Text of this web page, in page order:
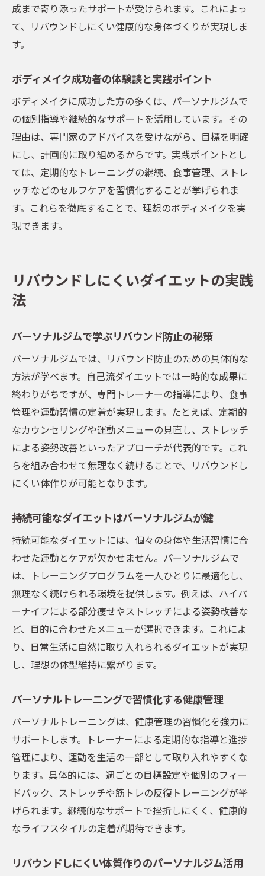
成まで寄り添ったサポートが受けられます。これによっ
て、リバウンドしにくい健康的な身体づくりが実現しま
す。
ボディメイク成功者の体験談と実践ポイント
ボディメイクに成功した方の多くは、パーソナルジムで
の個別指導や継続的なサポートを活用しています。その
理由は、専門家のアドバイスを受けながら、目標を明確
にし、計画的に取り組めるからです。実践ポイントとし
ては、定期的なトレーニングの継続、食事管理、ストレ
ッチなどのセルフケアを習慣化することが挙げられま
す。これらを徹底することで、理想のボディメイクを実
現できます。
リバウンドしにくいダイエットの実践
法
パーソナルジムで学ぶリバウンド防止の秘策
パーソナルジムでは、リバウンド防止のための具体的な
方法が学べます。自己流ダイエットでは一時的な成果に
終わりがちですが、専門トレーナーの指導により、食事
管理や運動習慣の定着が実現します。たとえば、定期的
なカウンセリングや運動メニューの見直し、ストレッチ
による姿勢改善といったアプローチが代表的です。これ
らを組み合わせて無理なく続けることで、リバウンドし
にくい体作りが可能となります。
持続可能なダイエットはパーソナルジムが鍵
持続可能なダイエットには、個々の身体や生活習慣に合
わせた運動とケアが欠かせません。パーソナルジムで
は、トレーニングプログラムを一人ひとりに最適化し、
無理なく続けられる環境を提供します。例えば、ハイパ
ーナイフによる部分痩せやストレッチによる姿勢改善な
ど、目的に合わせたメニューが選択できます。これによ
り、日常生活に自然に取り入れられるダイエットが実現
し、理想の体型維持に繋がります。
パーソナルトレーニングで習慣化する健康管理
パーソナルトレーニングは、健康管理の習慣化を強力に
サポートします。トレーナーによる定期的な指導と進捗
管理により、運動を生活の一部として取り入れやすくな
ります。具体的には、週ごとの目標設定や個別のフィー
ドバック、ストレッチや筋トレの反復トレーニングが挙
げられます。継続的なサポートで挫折しにくく、健康的
なライフスタイルの定着が期待できます。
リバウンドしにくい体質作りのパーソナルジム活用